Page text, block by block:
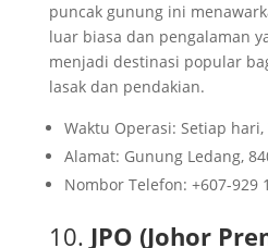
puncak gunung ini
luar biasa dan pengalaman
menjadi destinasi popular
lasak dan pendakian.
Waktu Operasi: Setiap
Alamat: Gunung Ledang,
Nombor Telefon: +607-929
10. JPO (Johor